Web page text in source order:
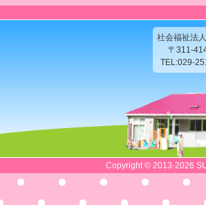
社会福祉法
〒311-
TEL:029-
Copyright © 2013-2026